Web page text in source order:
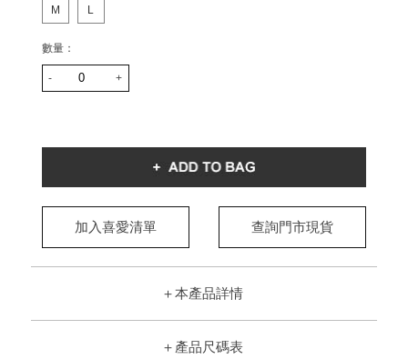
M L
數量：
- +
加入喜愛清單 查詢門市現貨
＋本產品詳情
＋ 產品尺碼表